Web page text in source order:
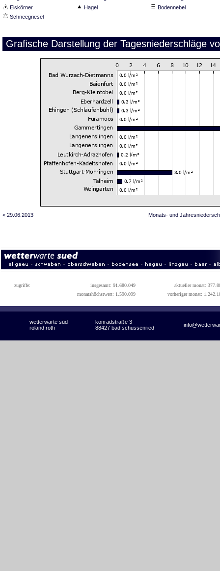
Eiskörner
Hagel
Bodennebel
Schneegriesel
Grafische Darstellung der Tagesniederschläge
< 29.06.2013 Monats- und
zugriffe: insgesamt: 91.680.049
aktueller monat:
monatshöchstwert: 1.590.099
vorheriger monat:
wetterwarte süd konradstraße 3
roland roth 88427 bad schussenried